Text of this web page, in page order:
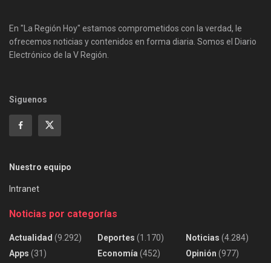
En "La Región Hoy" estamos comprometidos con la verdad, le
ofrecemos noticias y contenidos en forma diaria. Somos el Diario
Electrónico de la V Región.
Siguenos
Nuestro equipo
Intranet
Noticias por categorías
Actualidad (9.292)
Apps (31)
Deportes (1.170)
Economía (452)
Noticias (4.284)
Opinión (977)